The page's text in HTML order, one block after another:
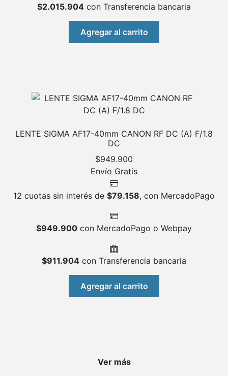
$2.015.904 con Transferencia bancaria
Agregar al carrito
LENTE SIGMA AF17-40mm CANON RF DC (A) F/1.8
DC
$949.900
Envío Gratis
12 cuotas sin interés de $79.158, con MercadoPago
$949.900 con MercadoPago o Webpay
$911.904 con Transferencia bancaria
Agregar al carrito
Ver más